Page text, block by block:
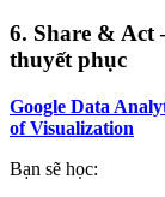
6. Share & Act
thuyết phục
Google Data
of Visualization
Bạn sẽ học: